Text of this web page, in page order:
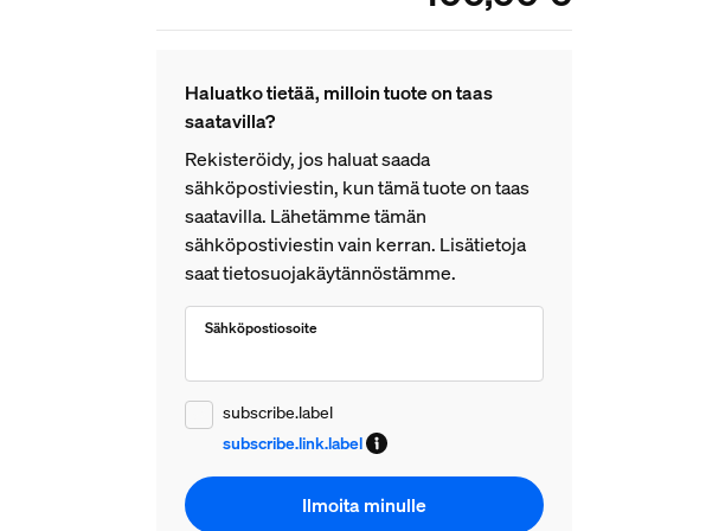
sovelluksella, puheella tai pakkaukseen
Haluatko tietää, milloin tuote on taas
saatavilla?
Rekisteröidy, jos haluat saada
sähköpostiviestin, kun tämä tuote on taas
saatavilla. Lähetämme tämän
sähköpostiviestin vain kerran. Lisätietoja
saat tietosuojakäytännöstämme.
Sähköpostiosoite
subscribe.label
subscribe.link.label
Ilmoita minulle